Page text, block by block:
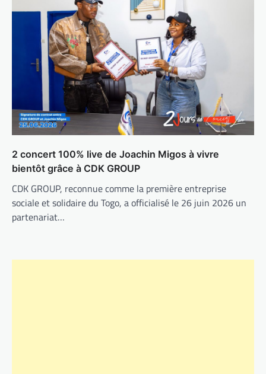
2 concert 100% live de Joachin Migos à vivre
bientôt grâce à CDK GROUP
CDK GROUP, reconnue comme la première entreprise
sociale et solidaire du Togo, a officialisé le 26 juin 2026 un
partenariat…